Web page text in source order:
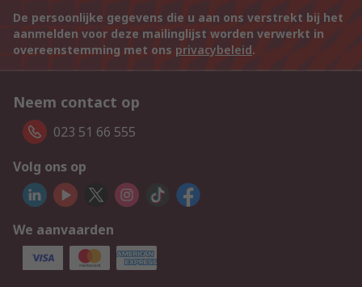
De persoonlijke gegevens die u aan ons verstrekt bij het
aanmelden voor deze mailinglijst worden verwerkt in
overeenstemming met ons privacybeleid.
Neem contact op
023 51 66 555
Volg ons op
We aanvaarden